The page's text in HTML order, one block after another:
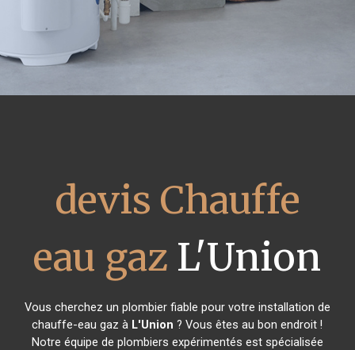
devis Chauffe
eau gaz L'Union
Vous cherchez un plombier fiable pour votre installation de
chauffe-eau gaz à L'Union ? Vous êtes au bon endroit !
Notre équipe de plombiers expérimentés est spécialisée